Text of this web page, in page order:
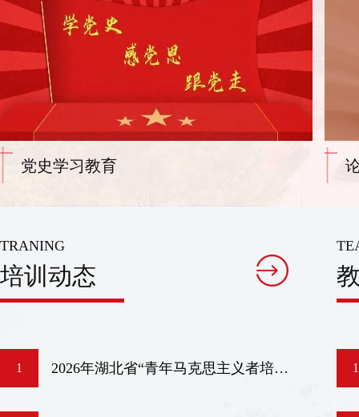
党史学习教育
TRANING
培训动态
1 2026年湖北省“青年马克思主义者培养工程”国企班、农村班在省团校举办 1